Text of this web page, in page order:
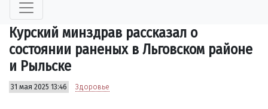
Курский минздрав рассказал о
состоянии раненых в Льговском районе
и Рыльске
31 мая 2025 13:46 Здоровье